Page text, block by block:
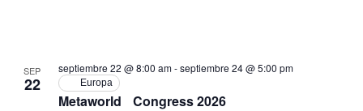
SEP
22
Metaworld Congress 2026
septiembre 22 @ 8:00 am-septiembre 24 @ 5:00 pm
Europa